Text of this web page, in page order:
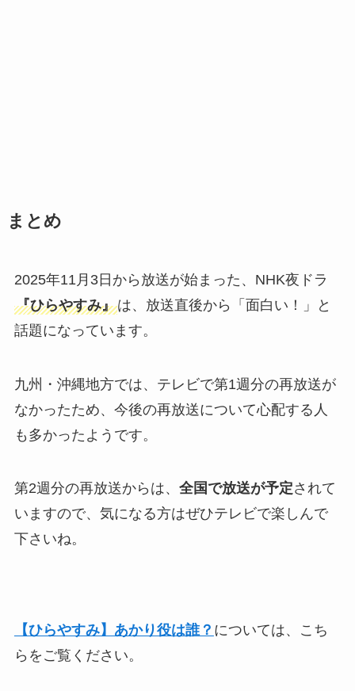
まとめ
2025年11月3日から放送が始まった、NHK夜ドラ
『ひらやすみ』は、放送直後から「面白い！」と
話題になっています。
九州・沖縄地方では、テレビで第1週分の再放送が
なかったため、今後の再放送について心配する人
も多かったようです。
第2週分の再放送からは、 全国で放送が予定されて
いますので、気になる方はぜひテレビで楽しんで
下さいね。
【ひらやすみ】あかり役は誰？ については、こち
らをご覧ください。